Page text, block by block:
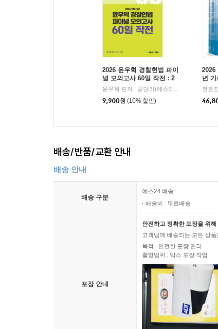
2026 윤우혁 경찰헌법 파이
널 모의고사 60일 작전 : 2
차 대비
윤우혁 편저
공단기(에스티유니타스)
9,900원 (10% 할인)
2026
년
전효
배송/반품/교환 안내
배송 안내
배송 구분
예스24 배송
배송비 : 무료배송
포장 안내
안전하고 정확한 포장을 위
고객님께 배송되는 모든 상
목적 : 안전한 포장 관리
촬영범위 : 박스 포장 작업